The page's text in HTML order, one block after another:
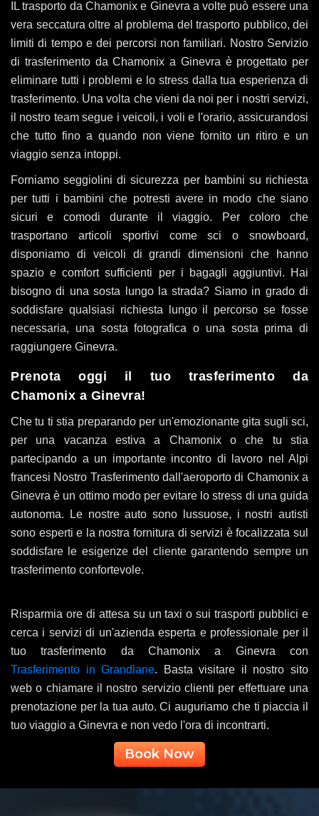
IL trasporto da Chamonix e Ginevra a volte può essere una
vera seccatura oltre al problema del trasporto pubblico, dei
limiti di tempo e dei percorsi non familiari. Nostro Servizio
di trasferimento da Chamonix a Ginevra è progettato per
eliminare tutti i problemi e lo stress dalla tua esperienza di
trasferimento. Una volta che vieni da noi per i nostri servizi,
il nostro team segue i veicoli, i voli e l'orario, assicurandosi
che tutto fino a quando non viene fornito un ritiro e un
viaggio senza intoppi.
Forniamo seggiolini di sicurezza per bambini su richiesta
per tutti i bambini che potresti avere in modo che siano
sicuri e comodi durante il viaggio. Per coloro che
trasportano articoli sportivi come sci o snowboard,
disponiamo di veicoli di grandi dimensioni che hanno
spazio e comfort sufficienti per i bagagli aggiuntivi. Hai
bisogno di una sosta lungo la strada? Siamo in grado di
soddisfare qualsiasi richiesta lungo il percorso se fosse
necessaria, una sosta fotografica o una sosta prima di
raggiungere Ginevra.
Prenota oggi il tuo trasferimento da
Chamonix a Ginevra!
Che tu ti stia preparando per un'emozionante gita sugli sci,
per una vacanza estiva a Chamonix o che tu stia
partecipando a un importante incontro di lavoro nel Alpi
francesi Nostro Trasferimento dall'aeroporto di Chamonix a
Ginevra è un ottimo modo per evitare lo stress di una guida
autonoma. Le nostre auto sono lussuose, i nostri autisti
sono esperti e la nostra fornitura di servizi è focalizzata sul
soddisfare le esigenze del cliente garantendo sempre un
trasferimento confortevole.
Risparmia ore di attesa su un taxi o sui trasporti pubblici e
cerca i servizi di un'azienda esperta e professionale per il
tuo trasferimento da Chamonix a Ginevra con
Trasferimento in Grandlane. Basta visitare il nostro sito
web o chiamare il nostro servizio clienti per effettuare una
prenotazione per la tua auto. Ci auguriamo che ti piaccia il
tuo viaggio a Ginevra e non vedo l'ora di incontrarti.
Book Now